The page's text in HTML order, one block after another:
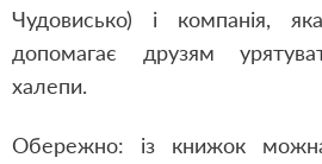
Чудовисько) і компанія,
допомагає друзям
халепи.
Обережно: із книжок